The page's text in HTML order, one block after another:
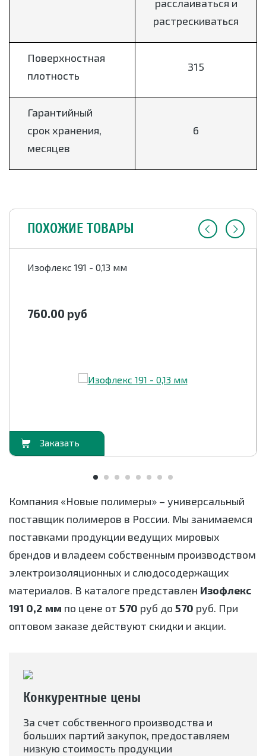
расслаиваться и
растрескиваться
Поверхностная
плотность
315
Гарантийный
срок хранения,
месяцев
6
ПОХОЖИЕ ТОВАРЫ
Изофлекс 191 - 0,13 мм
760.00 руб
Компания «Новые полимеры» – универсальный
поставщик полимеров в России. Мы занимаемся
поставками продукции ведущих мировых
брендов и владеем собственным производством
электроизоляционных и слюдосодержащих
материалов. В каталоге представлен Изофлекс
191 0,2 мм по цене от 570 руб до 570 руб. При
оптовом заказе действуют скидки и акции.
Конкурентные цены
За счет собственного производства и
больших партий закупок, предоставляем
низкую стоимость продукции